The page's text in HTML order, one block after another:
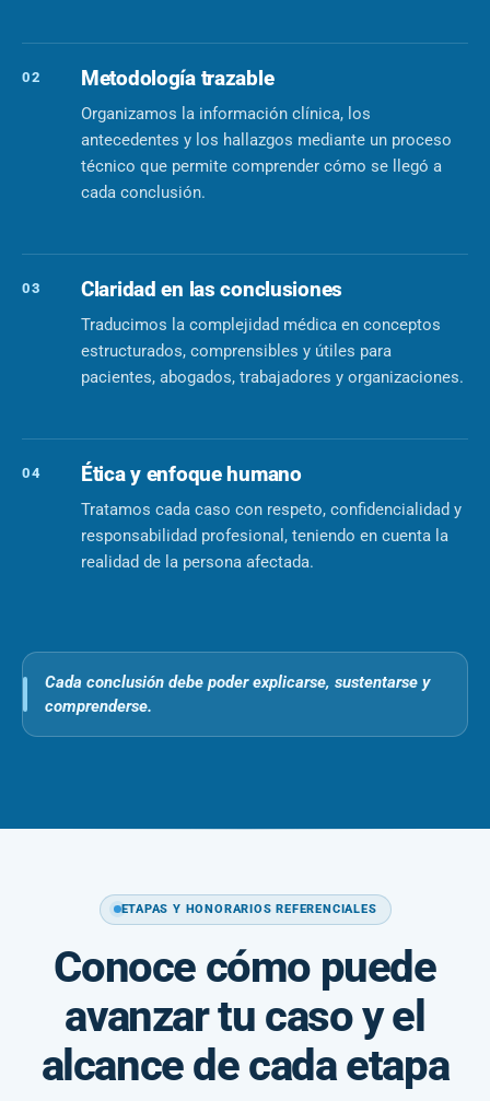
02 Metodología trazable
Organizamos la información clínica, los
antecedentes y los hallazgos mediante un proceso
técnico que permite comprender cómo se llegó a
cada conclusión.
03 Claridad en las conclusiones
Traducimos la complejidad médica en conceptos
estructurados, comprensibles y útiles para
pacientes, abogados, trabajadores y organizaciones.
04 Ética y enfoque humano
Tratamos cada caso con respeto, confidencialidad y
responsabilidad profesional, teniendo en cuenta la
realidad de la persona afectada.
Cada conclusión debe poder explicarse, sustentarse y
comprenderse.
ETAPAS Y HONORARIOS REFERENCIALES
Conoce cómo puede
avanzar tu caso y el
alcance de cada etapa